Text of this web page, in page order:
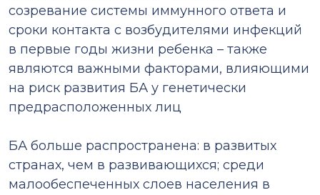
созревание системы иммунного ответа и
сроки контакта с возбудителями инфекций
в первые годы жизни ребенка – также
являются важными факторами, влияющими
на риск развития БА у генетически
предрасположенных лиц
БА больше распространена: в развитых
странах, чем в развивающихся; среди
малообеспеченных слоев населения в